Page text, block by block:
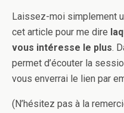
Laissez-moi simplement
cet article pour me dire
vous intéresse le plus.
permet d’écouter la
vous enverrai le lien par
(N’hésitez pas à la